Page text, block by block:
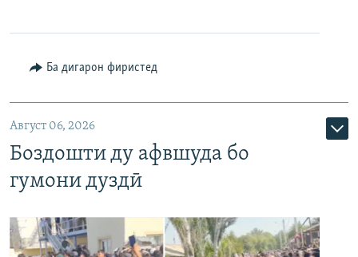
Ба дигарон фиристед
Август 06, 2026
Боздошти ду афвшуда бо
гумони дуздӣ